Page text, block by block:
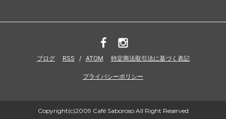
ブログ RSS / ATOM 特定商法取引法に基づく表記
プライバシーポリシー
Copyright(c)2009 Café Saboroso All Right Reserved